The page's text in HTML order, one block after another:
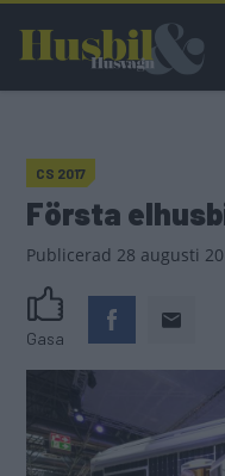
huvudinnehåll
CS 2017
Första
Publicerad 28 augusti
Gasa